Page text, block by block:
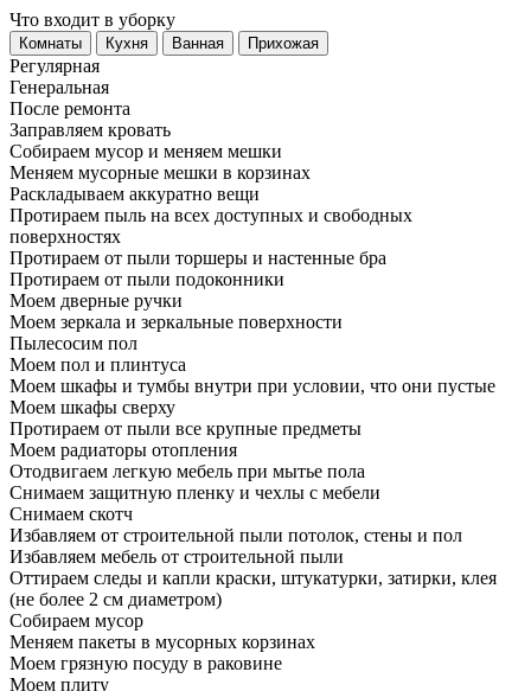
Что входит в уборку
Регу­лярная
Гене­ральная
После ремонта
Заправляем кровать
Собираем мусор и меняем мешки
Меняем мусорные мешки в корзинах
Раскладываем аккуратно вещи
Протираем пыль на всех доступных и свободных
поверхностях
Протираем от пыли торшеры и настенные бра
Протираем от пыли подоконники
Моем дверные ручки
Моем зеркала и зеркальные поверхности
Пылесосим пол
Моем пол и плинтуса
Моем шкафы и тумбы внутри при условии, что они пустые
Моем шкафы сверху
Протираем от пыли все крупные предметы
Моем радиаторы отопления
Отодвигаем легкую мебель при мытье пола
Снимаем защитную пленку и чехлы с мебели
Снимаем скотч
Избавляем от строительной пыли потолок, стены и пол
Избавляем мебель от строительной пыли
Оттираем следы и капли краски, штукатурки, затирки, клея
(не более 2 см диаметром)
Собираем мусор
Меняем пакеты в мусорных корзинах
Моем грязную посуду в раковине
Моем плиту